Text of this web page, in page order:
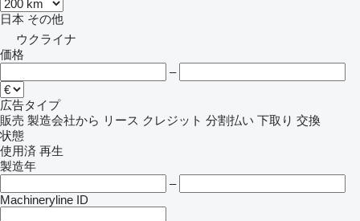
日本 その他
ウクライナ
価格
–
広告タイプ
販売 製造会社から リース クレジット 分割払い 下取り 交換
状態
使用済 再生
製造年
–
Machineryline ID